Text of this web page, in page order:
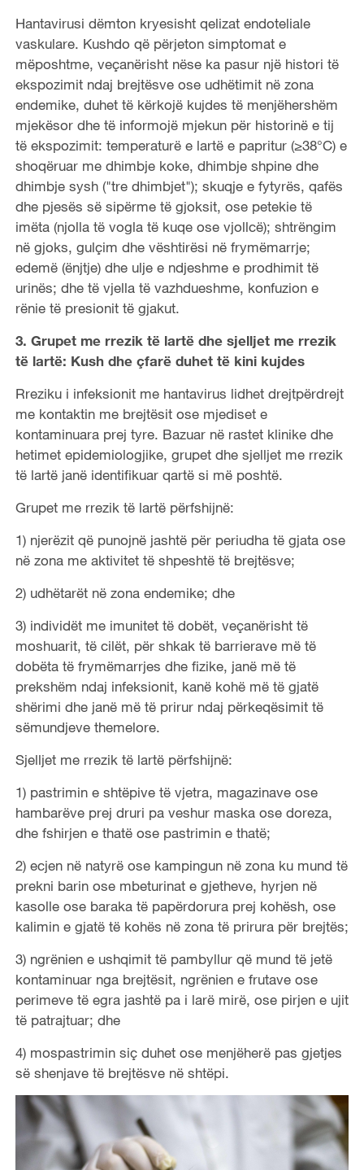
Hantavirusi dëmton kryesisht qelizat endoteliale
vaskulare. Kushdo që përjeton simptomat e
mëposhtme, veçanërisht nëse ka pasur një histori të
ekspozimit ndaj brejtësve ose udhëtimit në zona
endemike, duhet të kërkojë kujdes të menjëhershëm
mjekësor dhe të informojë mjekun për historinë e tij
të ekspozimit: temperaturë e lartë e papritur (≥38°C) e
shoqëruar me dhimbje koke, dhimbje shpine dhe
dhimbje sysh ("tre dhimbjet"); skuqje e fytyrës, qafës
dhe pjesës së sipërme të gjoksit, ose petekie të
imëta (njolla të vogla të kuqe ose vjollcë); shtrëngim
në gjoks, gulçim dhe vështirësi në frymëmarrje;
edemë (ënjtje) dhe ulje e ndjeshme e prodhimit të
urinës; dhe të vjella të vazhdueshme, konfuzion e
rënie të presionit të gjakut.
3. Grupet me rrezik të lartë dhe sjelljet me rrezik
të lartë: Kush dhe çfarë duhet të kini kujdes
Rreziku i infeksionit me hantavirus lidhet drejtpërdrejt
me kontaktin me brejtësit ose mjediset e
kontaminuara prej tyre. Bazuar në rastet klinike dhe
hetimet epidemiologjike, grupet dhe sjelljet me rrezik
të lartë janë identifikuar qartë si më poshtë.
Grupet me rrezik të lartë përfshijnë:
1) njerëzit që punojnë jashtë për periudha të gjata ose
në zona me aktivitet të shpeshtë të brejtësve;
2) udhëtarët në zona endemike; dhe
3) individët me imunitet të dobët, veçanërisht të
moshuarit, të cilët, për shkak të barrierave më të
dobëta të frymëmarrjes dhe fizike, janë më të
prekshëm ndaj infeksionit, kanë kohë më të gjatë
shërimi dhe janë më të prirur ndaj përkeqësimit të
sëmundjeve themelore.
Sjelljet me rrezik të lartë përfshijnë:
1) pastrimin e shtëpive të vjetra, magazinave ose
hambarëve prej druri pa veshur maska ose doreza,
dhe fshirjen e thatë ose pastrimin e thatë;
2) ecjen në natyrë ose kampingun në zona ku mund të
prekni barin ose mbeturinat e gjetheve, hyrjen në
kasolle ose baraka të papërdorura prej kohësh, ose
kalimin e gjatë të kohës në zona të prirura për brejtës;
3) ngrënien e ushqimit të pambyllur që mund të jetë
kontaminuar nga brejtësit, ngrënien e frutave ose
perimeve të egra jashtë pa i larë mirë, ose pirjen e ujit
të patrajtuar; dhe
4) mospastrimin siç duhet ose menjëherë pas gjetjes
së shenjave të brejtësve në shtëpi.